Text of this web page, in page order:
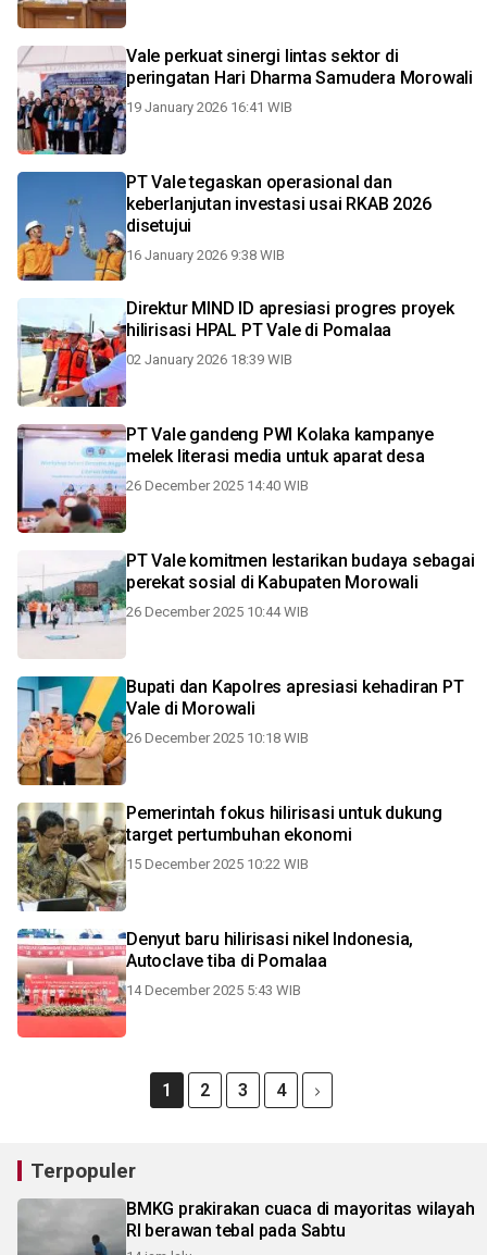
Vale perkuat sinergi lintas sektor di
peringatan Hari Dharma Samudera Morowali
19 January 2026 16:41 WIB
PT Vale tegaskan operasional dan
keberlanjutan investasi usai RKAB 2026
disetujui
16 January 2026 9:38 WIB
Direktur MIND ID apresiasi progres proyek
hilirisasi HPAL PT Vale di Pomalaa
02 January 2026 18:39 WIB
PT Vale gandeng PWI Kolaka kampanye
melek literasi media untuk aparat desa
26 December 2025 14:40 WIB
PT Vale komitmen lestarikan budaya sebagai
perekat sosial di Kabupaten Morowali
26 December 2025 10:44 WIB
Bupati dan Kapolres apresiasi kehadiran PT
Vale di Morowali
26 December 2025 10:18 WIB
Pemerintah fokus hilirisasi untuk dukung
target pertumbuhan ekonomi
15 December 2025 10:22 WIB
Denyut baru hilirisasi nikel Indonesia,
Autoclave tiba di Pomalaa
14 December 2025 5:43 WIB
1 2 3 4
Terpopuler
BMKG prakirakan cuaca di mayoritas wilayah
RI berawan tebal pada Sabtu